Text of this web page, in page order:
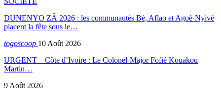
DUNENYO ZÂ 2026 : les communautés Bé, Aflao et Agoè-Nyivé
placent la fête sous le…
togoscoop 10 Août 2026
URGENT – Côte d’Ivoire : Le Colonel-Major Fofié Kouakou
Martin…
9 Août 2026